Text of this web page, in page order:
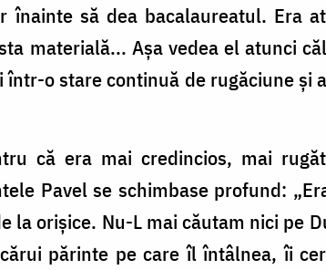
înainte să dea bacalaureatul. Era
materială... Așa vedea el atunci
o stare continuă de rugăciune și
că era mai credincios, mai
Pavel se schimbase profund:
orișice. Nu-L mai căutam nici pe
părinte pe care îl întâlnea, îi